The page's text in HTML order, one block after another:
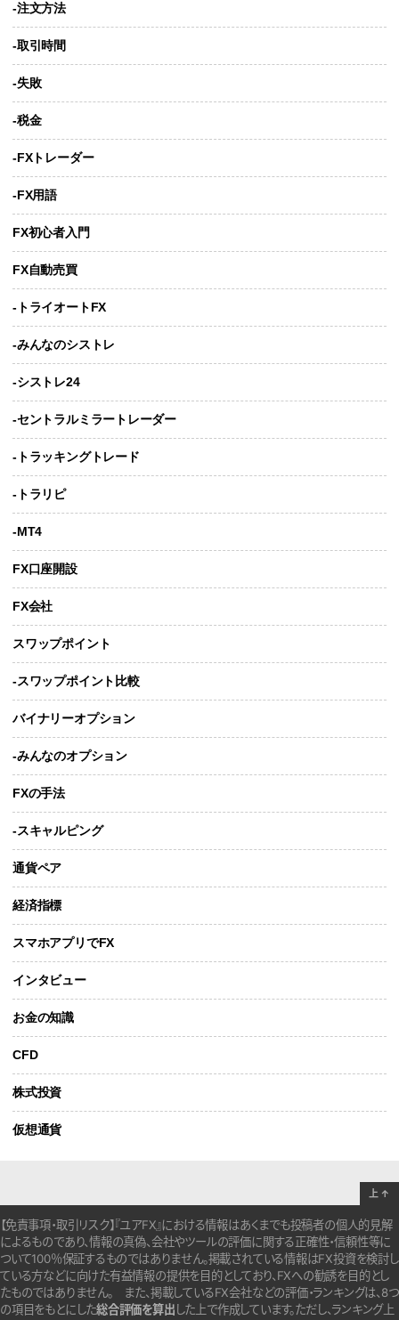
-注文方法
-取引時間
-失敗
-税金
-FXトレーダー
-FX用語
FX初心者入門
FX自動売買
-トライオートFX
-みんなのシストレ
-シストレ24
-セントラルミラートレーダー
-トラッキングトレード
-トラリピ
-MT4
FX口座開設
FX会社
スワップポイント
-スワップポイント比較
バイナリーオプション
-みんなのオプション
FXの手法
-スキャルピング
通貨ペア
経済指標
スマホアプリでFX
インタビュー
お金の知識
CFD
株式投資
仮想通貨
【免責事項・取引リスク】『ユアFX』における情報はあくまでも投稿者の個人的見解
によるものであり、情報の真偽、会社やツールの評価に関する正確性・信頼性等に
ついて100％保証するものではありません。掲載されている情報はFX投資を検討し
ている方などに向けた有益情報の提供を目的としており、FXへの勧誘を目的とし
たものではありません。 また、掲載しているFX会社などの評価・ランキングは、8つ
の項目をもとにした総合評価を算出 した上で作成しています。ただし、ランキング上
上 ↑